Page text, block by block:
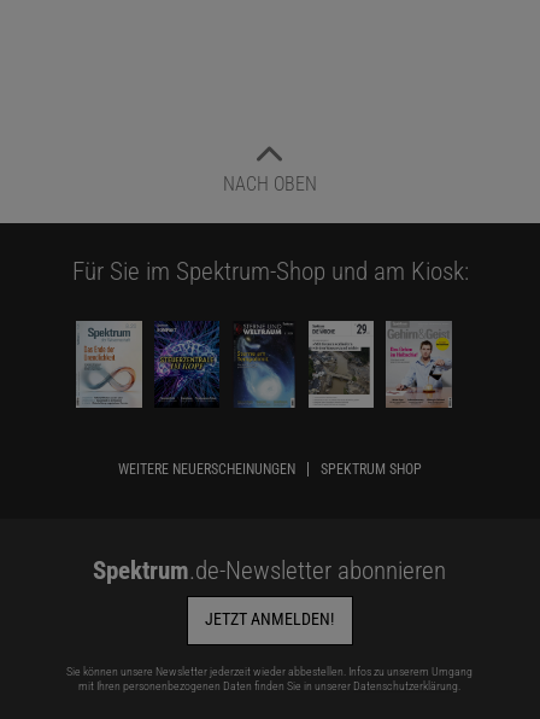
NACH OBEN
Für Sie im Spektrum-Shop und am Kiosk:
WEITERE NEUERSCHEINUNGEN SPEKTRUM SHOP
Spektrum.de-Newsletter abonnieren
JETZT ANMELDEN!
Sie können unsere Newsletter jederzeit wieder abbestellen. Infos zu unserem Umgang
mit Ihren personenbezogenen Daten finden Sie in unserer Datenschutzerklärung